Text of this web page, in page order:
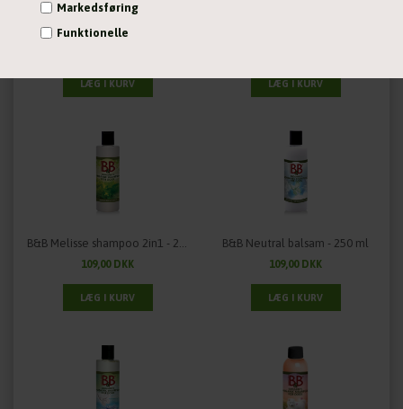
Markedsføring
Funktionelle
Vis cookie detaljer
B&B Melisse shampoo 2in1 - 250 ml
109,00 DKK
B&B Neutral balsam - 250 ml
109,00 DKK